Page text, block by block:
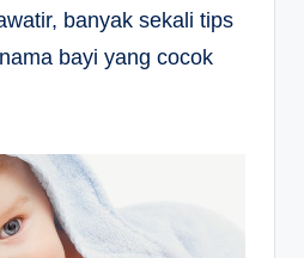
banyak sekali tips
bayi yang cocok